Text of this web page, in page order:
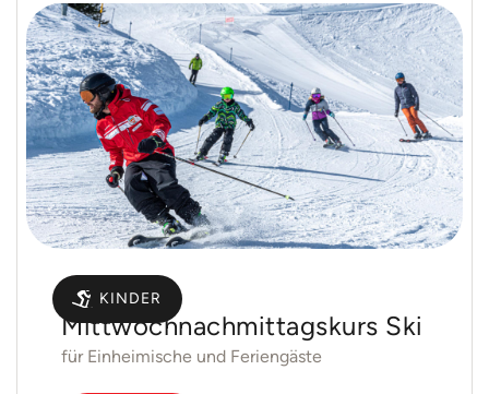
KINDER
Gruppen
Mittwochnachmittagskurs Ski
für Einheimische und Feriengäste